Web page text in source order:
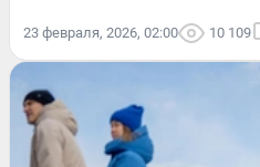
23 февраля, 2026, 02:00 10 109